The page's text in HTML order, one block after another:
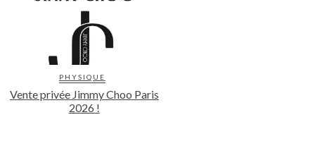
PHYSIQUE
Vente privée Jimmy Choo Paris
2026 !